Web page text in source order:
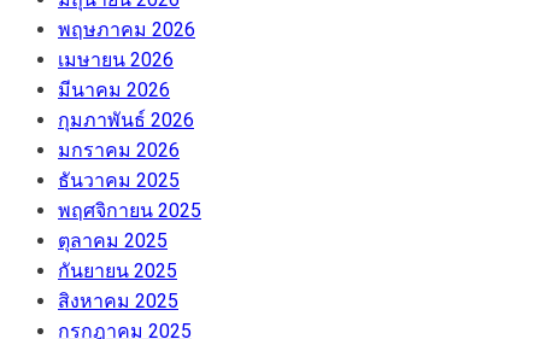
พฤษภาคม 2026
เมษายน 2026
มีนาคม 2026
กุมภาพันธ์ 2026
มกราคม 2026
ธันวาคม 2025
พฤศจิกายน 2025
ตุลาคม 2025
กันยายน 2025
สิงหาคม 2025
กรกฎาคม 2025